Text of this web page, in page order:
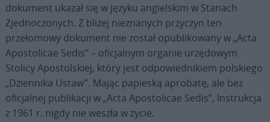
dokument ukazał się w języku angielskim w Stanach
Zjednoczonych. Z bliżej nieznanych przyczyn ten
przełomowy dokument nie został opublikowany w „Acta
Apostolicae Sedis” – oficjalnym organie urzędowym
Stolicy Apostolskiej, który jest odpowiednikiem polskiego
„Dziennika Ustaw”. Mając papieską aprobatę, ale bez
oficjalnej publikacji w „Acta Apostolicae Sedis”, Instrukcja
z 1961 r. nigdy nie weszła w życie.